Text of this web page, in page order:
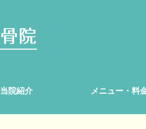
当院紹介 メニュー・料